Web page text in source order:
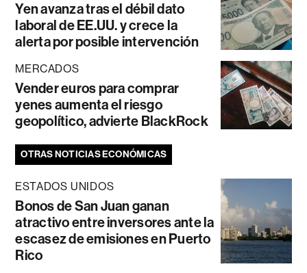
Yen avanza tras el débil dato
laboral de EE.UU. y crece la
alerta por posible intervención
MERCADOS
Vender euros para comprar
yenes aumenta el riesgo
geopolítico, advierte BlackRock
OTRAS NOTICIAS ECONÓMICAS
ESTADOS UNIDOS
Bonos de San Juan ganan
atractivo entre inversores ante la
escasez de emisiones en Puerto
Rico